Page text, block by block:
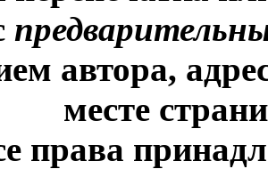
автора,
месте
права